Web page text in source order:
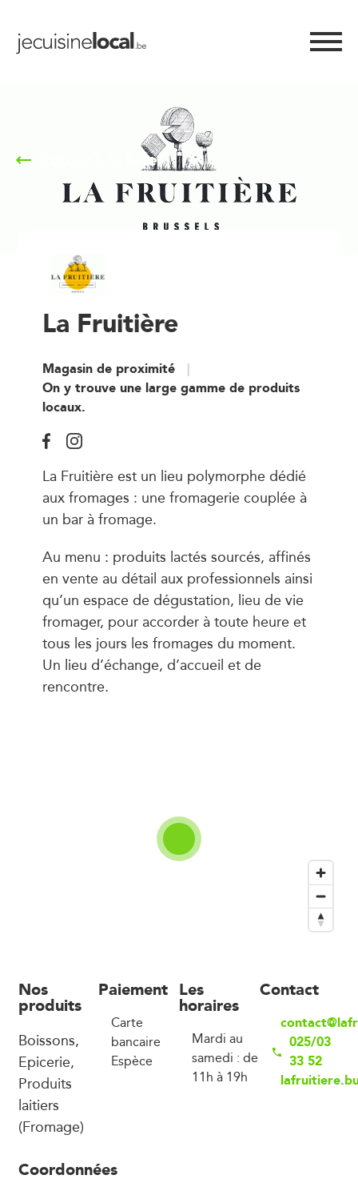
Retour à la liste
La Fruitière
Magasin de proximité
On y trouve une large gamme de produits
locaux.
La Fruitière est un lieu polymorphe dédié
aux fromages : une fromagerie couplée à
un bar à fromage.
Au menu : produits lactés sourcés, affinés
en vente au détail aux professionnels ainsi
qu’un espace de dégustation, lieu de vie
fromager, pour accorder à toute heure et
tous les jours les fromages du moment.
Un lieu d’échange, d’accueil et de
rencontre.
Nos
produits
Boissons,
Epicerie,
Produits
laitiers
(Fromage)
Paiement
Carte
bancaire
Espèce
Les
horaires
Mardi au
samedi : de
11h à 19h
Contact
025/03
33 52
Coordonnées